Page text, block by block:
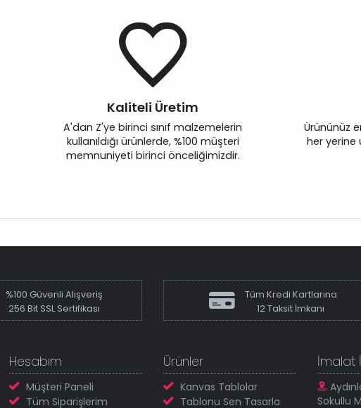
Kaliteli Üretim
A'dan Z'ye birinci sınıf malzemelerin
kullanıldığı ürünlerde, %100 müşteri
memnuniyeti birinci önceliğimizdir.
Ürününüz
her yerine
%100 Güvenli Alışveriş
256 Bit SSL Sertifikası
Tüm Kredi Kartlarına
12 Taksit İmkanı
Hesabım
Müşteri Paneli
Tüm Siparişlerim
Ürünler
Kanvas Tablolar
Tablonu Sen Tasarla
İmalat
Sokullu